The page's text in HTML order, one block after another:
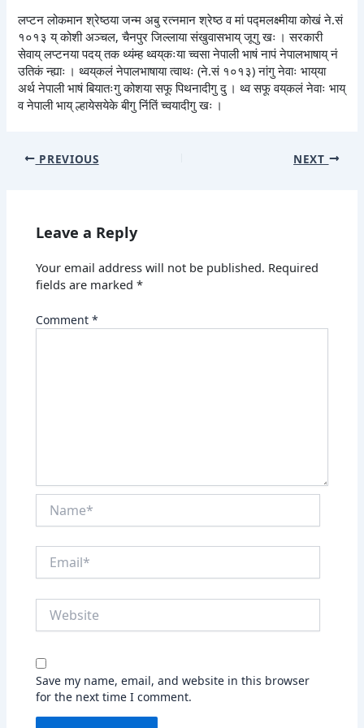
लप्टन लोकमान श्रेष्ठया जन्म अबु रत्नमान श्रेष्ठ व मां पद्मलक्ष्मीया कोखं ने.सं
१०१३ य् कोशी अञ्चल, चैनपुर जिल्लाया संखुवासभाय् जूगु खः । सरकारी
सेवाय् लप्टनया पदय् तक थ्यंम्ह थ्वय्‌कःया च्वसा नेपाली भाषं नापं नेपालभाषाय् नं
उतिकं न्ह्याः । थ्वय्‌कलं नेपालभाषाया त्वाथः (ने.सं १०१३) नांगु नेवाः भाय्‌या
अर्थ नेपाली भाषं बियातःगु कोशया सफू पिथनादीगु दु । थ्व सफू वय्‌कलं नेवाः भाय्
व नेपाली भाय् ल्हायेसयेके बीगु निंतिं च्वयादीगु खः ।
PREVIOUS NEXT
Leave a Reply
Your email address will not be published. Required
fields are marked*
Comment*
Save my name, email, and website in this browser
for the next time I comment.